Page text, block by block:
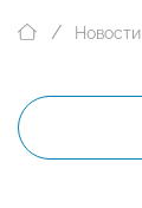
Новости